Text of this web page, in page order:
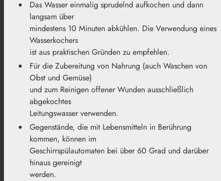
Das Wasser einmalig sprudelnd aufkochen und dann
langsam über
mindestens 10 Minuten abkühlen. Die Verwendung eines
Wasserkochers
ist aus praktischen Gründen zu empfehlen.
Für die Zubereitung von Nahrung (auch Waschen von
Obst und Gemüse)
und zum Reinigen offener Wunden ausschließlich
abgekochtes
Leitungswasser verwenden.
Gegenstände, die mit Lebensmitteln in Berührung
kommen, können im
Geschirrspülautomaten bei über 60 Grad und darüber
hinaus gereinigt
werden.